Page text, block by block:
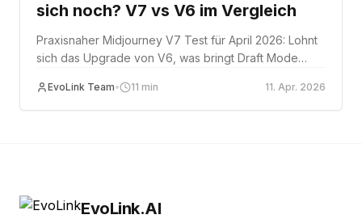
sich noch? V7 vs V6 im Vergleich
Praxisnaher Midjourney V7 Test für April 2026: Lohnt
sich das Upgrade von V6, was bringt Draft Mode
EvoLink Team• 11 min 11. Apr. 2026
EvoLink.AI